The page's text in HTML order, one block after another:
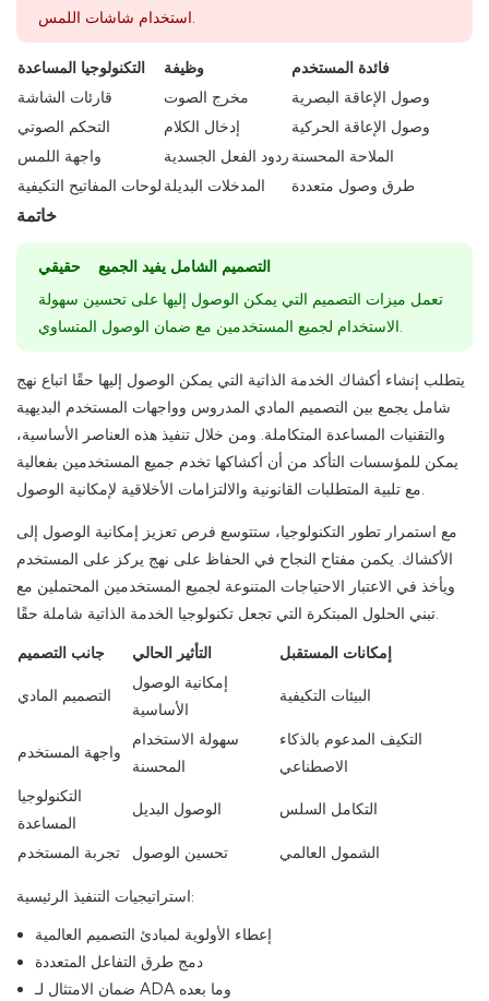
استخدام شاشات اللمس.
التكنولوجيا المساعدة وظيفة
فائدة المستخدم
قارئات الشاشة
مخرج الصوت
وصول الإعاقة البصرية
التحكم الصوتي
إدخال الكلام
وصول الإعاقة الحركية
واجهة اللمس
ردود الفعل الجسدية الملاحة المحسنة
لوحات المفاتيح التكيفية المدخلات البديلة طرق وصول متعددة
خاتمة
التصميم الشامل يفيد الجميع حقيقي
تعمل ميزات التصميم التي يمكن الوصول إليها على تحسين سهولة
الاستخدام لجميع المستخدمين مع ضمان الوصول المتساوي.
يتطلب إنشاء أكشاك الخدمة الذاتية التي يمكن الوصول إليها حقًا اتباع نهج
شامل يجمع بين التصميم المادي المدروس وواجهات المستخدم البديهية
والتقنيات المساعدة المتكاملة. ومن خلال تنفيذ هذه العناصر الأساسية،
يمكن للمؤسسات التأكد من أن أكشاكها تخدم جميع المستخدمين بفعالية
مع تلبية المتطلبات القانونية والالتزامات الأخلاقية لإمكانية الوصول.
مع استمرار تطور التكنولوجيا، ستتوسع فرص تعزيز إمكانية الوصول إلى
الأكشاك. يكمن مفتاح النجاح في الحفاظ على نهج يركز على المستخدم
ويأخذ في الاعتبار الاحتياجات المتنوعة لجميع المستخدمين المحتملين مع
تبني الحلول المبتكرة التي تجعل تكنولوجيا الخدمة الذاتية شاملة حقًا.
جانب التصميم
التأثير الحالي إمكانات المستقبل
التصميم المادي
إمكانية الوصول
الأساسية
البيئات التكيفية
واجهة المستخدم
سهولة الاستخدام
المحسنة
التكيف المدعوم بالذكاء
الاصطناعي
التكنولوجيا
المساعدة
الوصول البديل التكامل السلس
تجربة المستخدم تحسين الوصول الشمول العالمي
استراتيجيات التنفيذ الرئيسية:
إعطاء الأولوية لمبادئ التصميم العالمية
دمج طرق التفاعل المتعددة
ضمان الامتثال لـ ADA وما بعده